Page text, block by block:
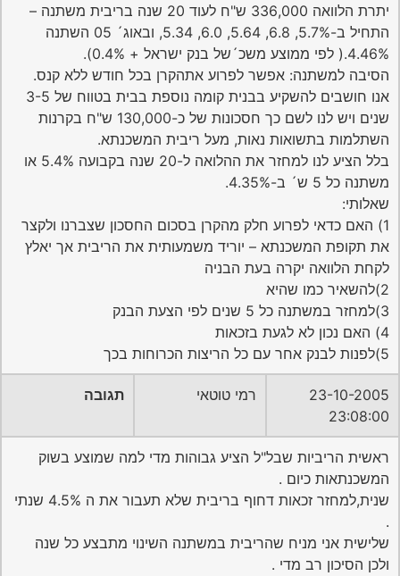
יתרת הלוואה 336,000 ש"ח לעוד 20 שנה בריבית משתנה –
התחיל ב-5.7%, 6.8, 5.64, 6.0, 5.34, ובאוג´ 05 השתנה
4.46%.( לפי ממוצע משכ´של בנק ישראל + 0.4%).
הסיבה למשתנה: אפשר לפרוע אתהקרן בכל חודש ללא קנס.
אנו חושבים להשקיע בבנית קומה נוספת בבית בטווח של 3-5
שנים ויש לנו לשם כך חסכונות של כ-130,000 ש"ח בקרנות
השתלמות בתשואות נאות, מעל ריבית המשכנתא.
בלל הציע לנו למחזר את ההלואה ל-20 שנה בקבועה 5.4% או
משתנה כל 5 ש´ ב-4.35%.
שאלותי:
1) האם כדאי לפרוע חלק מהקרן בסכום החסכון שצברנו ולקצר
את תקופת המשכנתא – יוריד משמעותית את הריבית אך יאלץ
לקחת הלוואה יקרה בעת הבניה
23-10-2005
23:08:00
רמי טוטאי תגובה
ראשית הריביות שבל"ל הציע גבוהות מדי למה שמוצע בשוק
המשכנתאות כיום .
שנית,למחזר זכאות דחוף בריבית שלא תעבור את ה 4.5% שנתי
שלישית אני מניח שהריבית במשתנה השינוי מתבצע כל שנה
ולכן הסיכון רב מדי .